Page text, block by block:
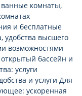
ванные комнаты,
и бесплатные
удобства высшего
возможностями
бассейн и
услуги
и услуги Для
ускоренная